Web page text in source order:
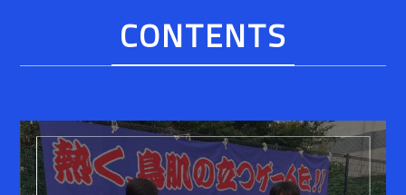
CONTENTS